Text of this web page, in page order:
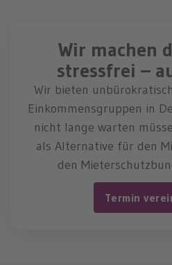
Wir machen
stressfrei –
Wir bieten
Einkommensgruppen in
nicht lange warten
als Alternative für den
den
Termin